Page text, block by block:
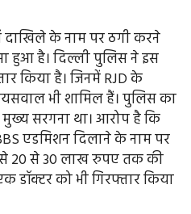
के नाम पर ठगी करने
हुआ है। दिल्ली पुलिस ने इस
किया है। जिनमें RJD के
भी शामिल हैं। पुलिस का
सरगना था। आरोप है कि
एडमिशन दिलाने के नाम पर
से 20 से 30 लाख रुपए तक की
डॉक्टर को भी गिरफ्तार किया